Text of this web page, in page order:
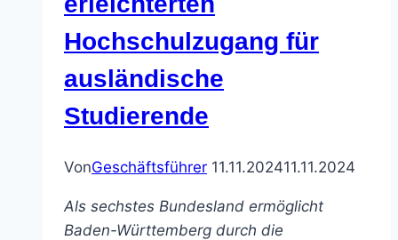
der
TU
Hochschulzugang für
ausländische
Studierende
VonGeschäftsführer 11.11.202411.11.2024
Als sechstes Bundesland ermöglicht
Baden-Württemberg durch die